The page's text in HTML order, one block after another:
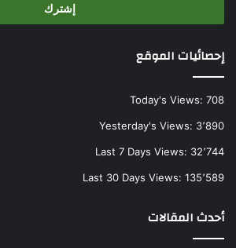
إحصائيات الموقع
Today's Views: 708
Yesterday's Views: 3٬890
Last 7 Days Views: 32٬744
Last 30 Days Views: 135٬589
أحدث المقالات